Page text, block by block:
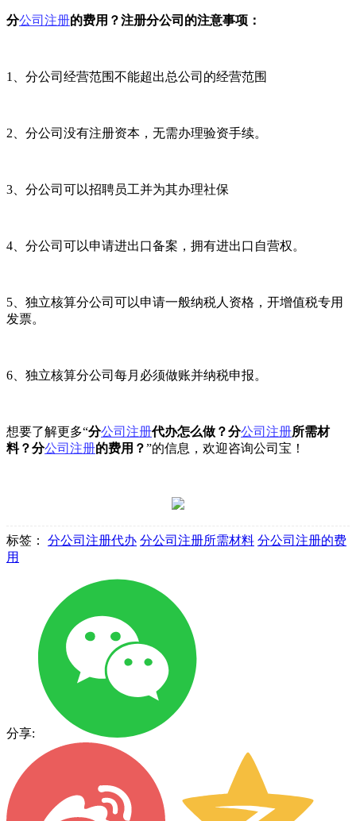
分公司注册的费用？注册分公司的注意事项：
1、分公司经营范围不能超出总公司的经营范围
2、分公司没有注册资本，无需办理验资手续。
3、分公司可以招聘员工并为其办理社保
4、分公司可以申请进出口备案，拥有进出口自营权。
5、独立核算分公司可以申请一般纳税人资格，开增值税专用
发票。
6、独立核算分公司每月必须做账并纳税申报。
想要了解更多“分公司注册代办怎么做？分公司注册所需材
料？分公司注册的费用？”的信息，欢迎咨询公司宝！
标签： 分公司注册代办 分公司注册所需材料 分公司注册的费
用
分享: